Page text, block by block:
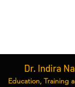
Dr. Indira
Education, Training